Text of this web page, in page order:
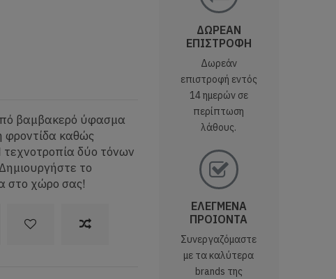
βαμβακερό ύφασμα
φροντίδα καθώς
δύο τόνων
το
στο χώρο σας!
ΔΩΡΕΑΝ
ΕΠΙΣΤΡΟΦΗ
Δωρεάν
επιστροφή εντός
14 ημερών σε
περίπτωση
λάθους.
ΕΛΕΓΜΕΝΑ
ΠΡΟΙΟΝΤΑ
Συνεργαζόμαστε
με τα καλύτερα
brands της